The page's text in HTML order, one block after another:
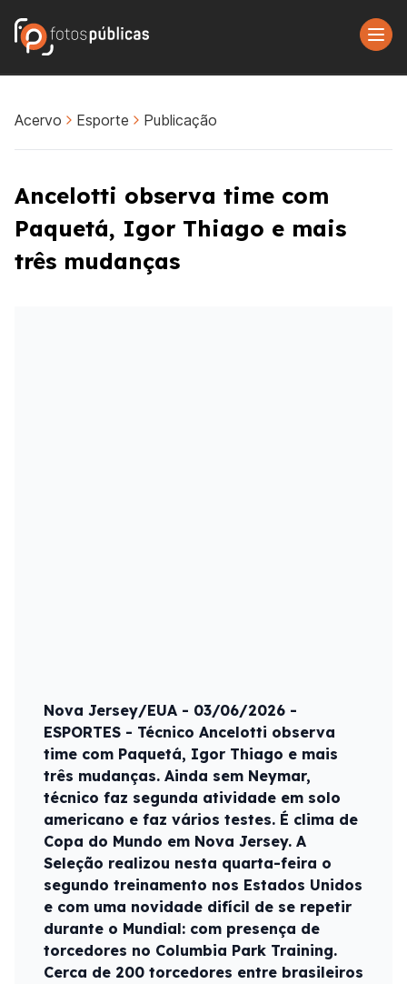
Acervo Esporte Publicação
Ancelotti observa time com
Paquetá, Igor Thiago e mais
três mudanças
Nova Jersey/EUA - 03/06/2026 -
ESPORTES - Técnico Ancelotti observa
time com Paquetá, Igor Thiago e mais
três mudanças. Ainda sem Neymar,
técnico faz segunda atividade em solo
americano e faz vários testes. É clima de
Copa do Mundo em Nova Jersey. A
Seleção realizou nesta quarta-feira o
segundo treinamento nos Estados Unidos
e com uma novidade difícil de se repetir
durante o Mundial: com presença de
torcedores no Columbia Park Training.
Cerca de 200 torcedores entre brasileiros